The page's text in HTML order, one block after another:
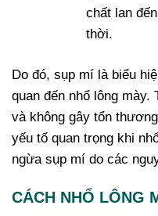
chất lan
thời.
Do đó, sụp mí là biểu
quan đến nhổ lông
và không gây tổn
yếu tố quan trọng khi
ngừa sụp mí do các
CÁCH NHỔ LÔNG